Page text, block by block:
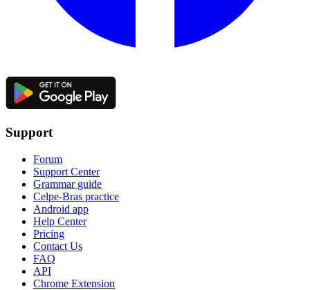
Support
Forum
Support Center
Grammar guide
Celpe-Bras practice
Android app
Help Center
Pricing
Contact Us
FAQ
API
Chrome Extension